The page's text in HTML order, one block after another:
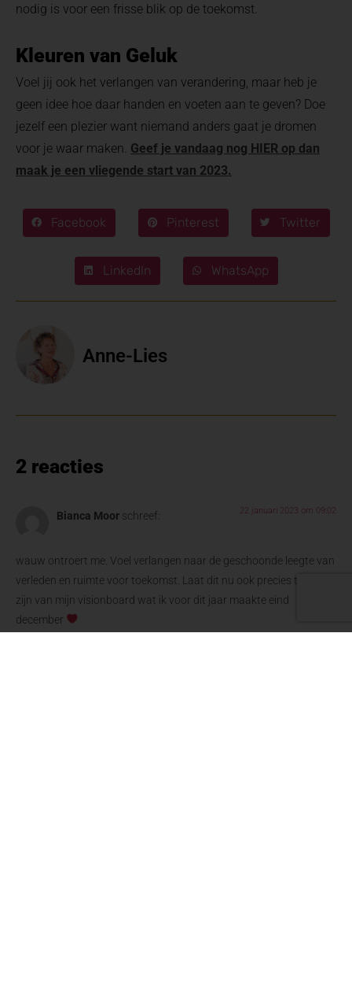
nodig is voor een frisse blik op de toekomst.
Kleuren van Geluk
Voel jij ook het verlangen van verandering, maar heb je
geen idee hoe daar handen en voeten aan te geven? Doe
jezelf een plezier want niemand anders gaat je dromen
voor je waar maken. Geef je vandaag nog HIER op dan
maak je een vliegende start van 2023.
Facebook Pinterest Twitter
LinkedIn WhatsApp
Anne-Lies
2 reacties
Bianca Moor schreef: 22 januari 2023 om 09:02
wauw ontroert me. Voel verlangen naar de geschoonde leegte van
verleden en ruimte voor toekomst. Laat dit nu ook precies thema
zijn van mijn visionboard wat ik voor dit jaar maakte eind
december